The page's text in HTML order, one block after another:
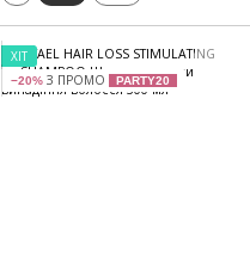
ХІТ
−20% З ПРОМО PARTY20